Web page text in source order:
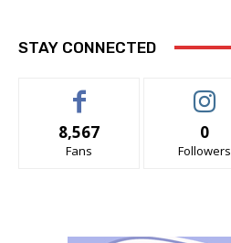
STAY CONNECTED
8,567
Fans
0
Followers